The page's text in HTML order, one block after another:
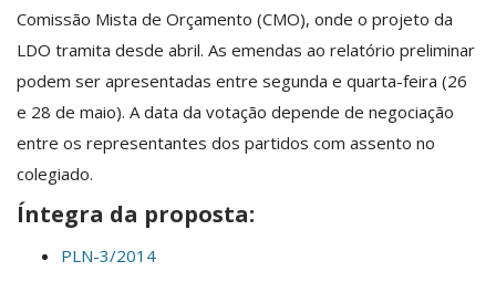
Comissão Mista de Orçamento (CMO), onde o projeto da
LDO tramita desde abril. As emendas ao relatório preliminar
podem ser apresentadas entre segunda e quarta-feira (26
e 28 de maio). A data da votação depende de negociação
entre os representantes dos partidos com assento no
colegiado.
Íntegra da proposta:
PLN-3/2014